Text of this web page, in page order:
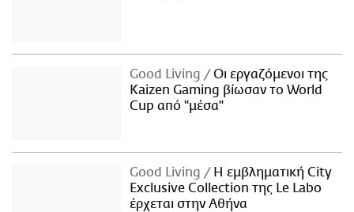
Good Living
Οι εργαζόμενοι της
Kaizen Gaming βίωσαν το World
Cup από "μέσα"
Good Living
Η εμβληματική City
Exclusive Collection της Le Labo
έρχεται στην Αθήνα